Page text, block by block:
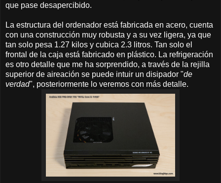
que pase desapercibido.
La estructura del ordenador está fabricada en acero, cuenta
con una construcción muy robusta y a su vez ligera, ya que
tan solo pesa 1.27 kilos y cubica 2.3 litros. Tan solo el
frontal de la caja está fabricado en plástico. La refrigeración
es otro detalle que me ha sorprendido, a través de la rejilla
superior de aireación se puede intuir un disipador "de
verdad", posteriormente lo veremos con más detalle.